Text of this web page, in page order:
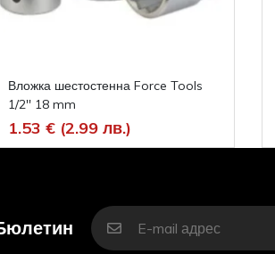
Вложка шестостенна Force Tools
1/2'' 18 mm
1.53 € (2.99 лв.)